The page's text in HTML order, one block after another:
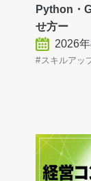
Python・
せ方ー
2026
スキルアッ